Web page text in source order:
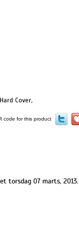
Cover,
torsdag 07 marts, 2013.